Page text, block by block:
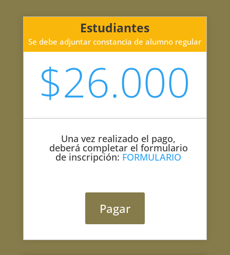
Estudiantes
Se debe adjuntar constancia de alumno regular
$26.000
Una vez realizado el pago,
deberá completar el formulario
de inscripción: FORMULARIO
Pagar